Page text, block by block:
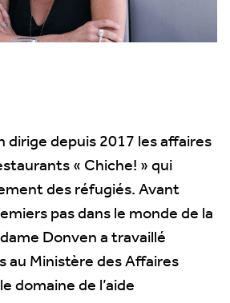
dirige depuis 2017 les affaires
« Chiche! » qui
des réfugiés. Avant
pas dans le monde de la
Donven a travaillé
au Ministère des Affaires
domaine de l’aide